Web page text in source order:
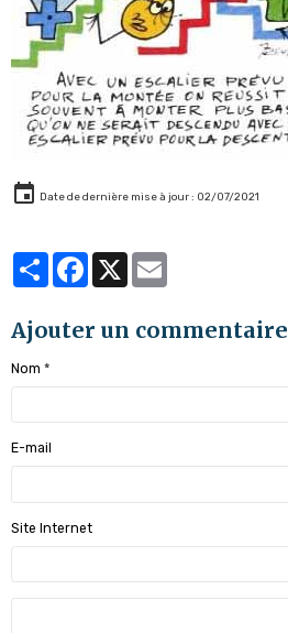
Date de dernière mise à jour : 02/07/2021
PartagerFacebook
X
Ajouter un commentaire
Nom
E-mail
Site Internet